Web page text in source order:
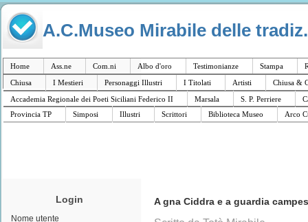
A.C.Museo Mirabile delle
Home Ass.ne Com.ni Albo d'oro Testimonianze Stampa
Chiusa
I Mestieri Personaggi Illustri I Titolati Artisti
Chiusa &
Accademia Regionale dei Poeti Siciliani Federico II
Marsala S. P. Perriere
Provincia TP
Simposi Illustri Scrittori Biblioteca Museo Arco
Login
Nome utente
A gna Ciddra e a guardia